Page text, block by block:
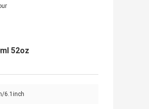
52oz
6.1inch